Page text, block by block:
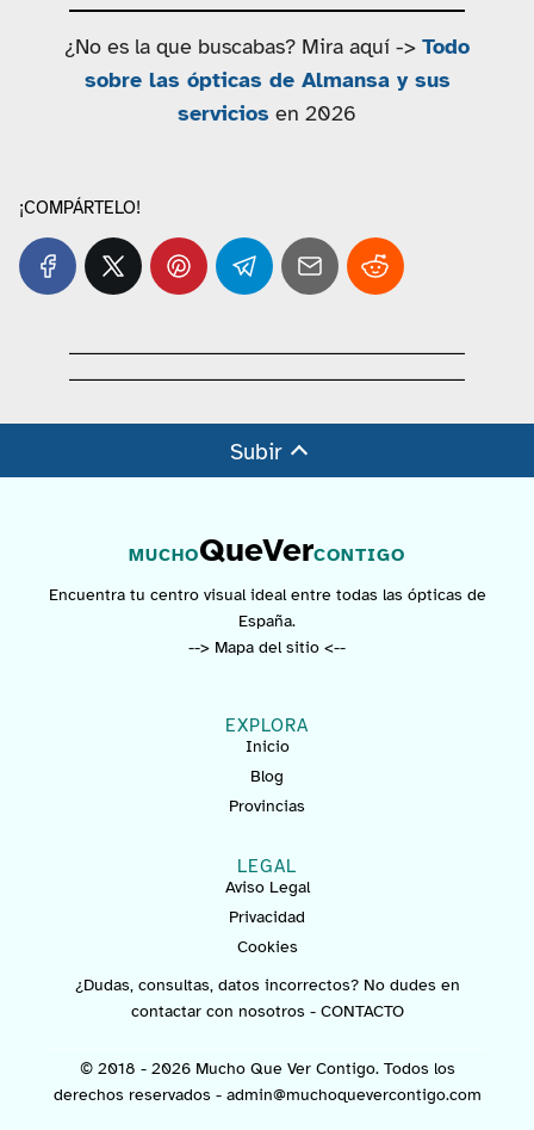
¿No es la que buscabas? Mira aquí -> Todo
sobre las ópticas de Almansa y sus
servicios en 2026
¡COMPÁRTELO!
Subir
MUCHOQueVerCONTIGO
Encuentra tu centro visual ideal entre todas las ópticas de
España.
--> Mapa del sitio <--
EXPLORA
Inicio
Blog
Provincias
LEGAL
Aviso Legal
Privacidad
Cookies
¿Dudas, consultas, datos incorrectos? No dudes en
contactar con nosotros - CONTACTO
© 2018 - 2026 Mucho Que Ver Contigo. Todos los
derechos reservados - admin@muchoquevercontigo.com